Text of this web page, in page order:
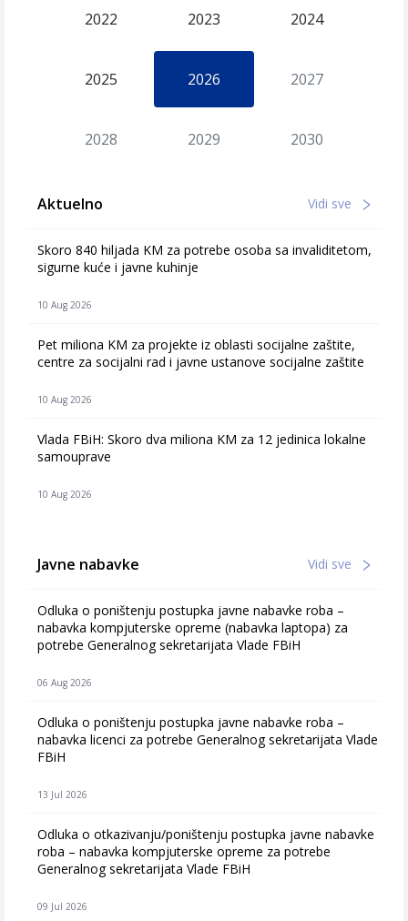
2022 2023 2024
2025 2026 2027
2028 2029 2030
Aktuelno Vidi sve
Skoro 840 hiljada KM za potrebe osoba sa invaliditetom,
sigurne kuće i javne kuhinje
10 Aug 2026
Pet miliona KM za projekte iz oblasti socijalne zaštite,
centre za socijalni rad i javne ustanove socijalne zaštite
10 Aug 2026
Vlada FBiH: Skoro dva miliona KM za 12 jedinica lokalne
samouprave
10 Aug 2026
Javne nabavke Vidi sve
Odluka o poništenju postupka javne nabavke roba –
nabavka kompjuterske opreme (nabavka laptopa) za
potrebe Generalnog sekretarijata Vlade FBiH
06 Aug 2026
Odluka o poništenju postupka javne nabavke roba –
nabavka licenci za potrebe Generalnog sekretarijata Vlade
FBiH
13 Jul 2026
Odluka o otkazivanju/poništenju postupka javne nabavke
roba – nabavka kompjuterske opreme za potrebe
Generalnog sekretarijata Vlade FBiH
09 Jul 2026